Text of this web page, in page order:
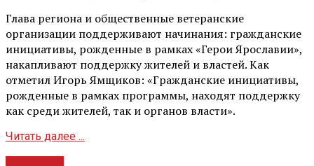
Глава региона и общественные ветеранские
организации поддерживают начинания: гражданские
инициативы, рожденные в рамках «Герои Ярославии»,
накапливают поддержку жителей и властей. Как
отметил Игорь Ямщиков: «Гражданские инициативы,
рожденные в рамках программы, находят поддержку
как среди жителей, так и органов власти».
Читать далее ...